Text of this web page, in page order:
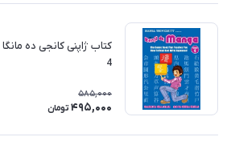
4
585,000
495,000 تومان